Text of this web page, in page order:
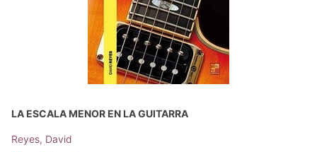
LA ESCALA MENOR EN LA GUITARRA
Reyes, David